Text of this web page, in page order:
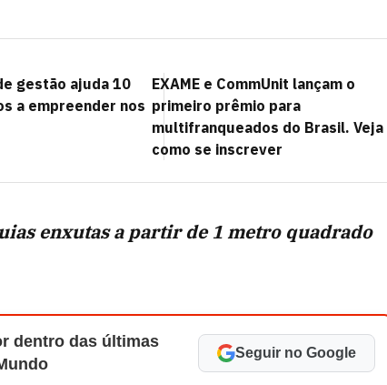
gestão ajuda 10
a empreender nos
EXAME e CommUnit lançam o
primeiro prêmio para
multifranqueados do Brasil. Veja
como se inscrever
enxutas a partir de 1 metro quadrado
dentro das últimas
Seguir no Google